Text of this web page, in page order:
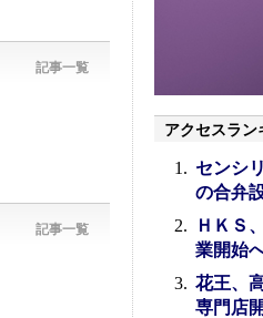
記事一覧
記事一覧
アクセスラン
センシ
の合弁
ＨＫＳ
業開始
花王、
専門店